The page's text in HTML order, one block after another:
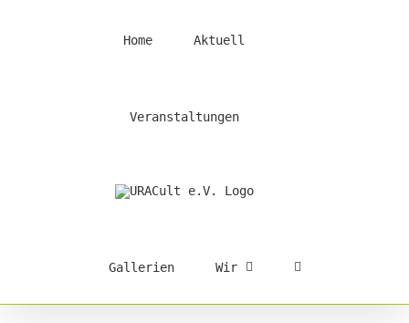
Home Aktuell
Veranstaltungen
Gallerien Wir